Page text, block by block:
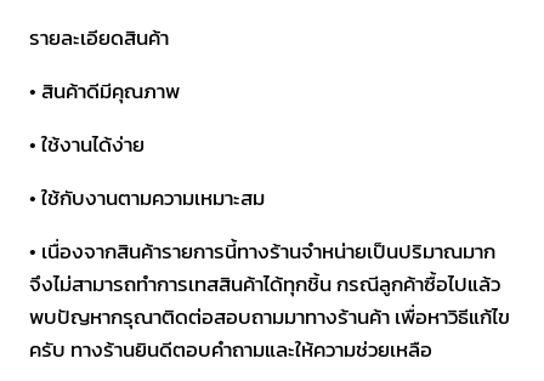
รายละเอียดสินค้า
• สินค้าดีมีคุณภาพ
• ใช้งานได้ง่าย
• ใช้กับงานตามความเหมาะสม
• เนื่องจากสินค้ารายการนี้ทางร้านจำหน่ายเป็นปริมาณมาก
จึงไม่สามารถทำการเทสสินค้าได้ทุกชิ้น กรณีลูกค้าซื้อไปแล้ว
พบปัญหากรุณาติดต่อสอบถามมาทางร้านค้า เพื่อหาวิธีแก้ไข
ครับ ทางร้านยินดีตอบคำถามและให้ความช่วยเหลือ